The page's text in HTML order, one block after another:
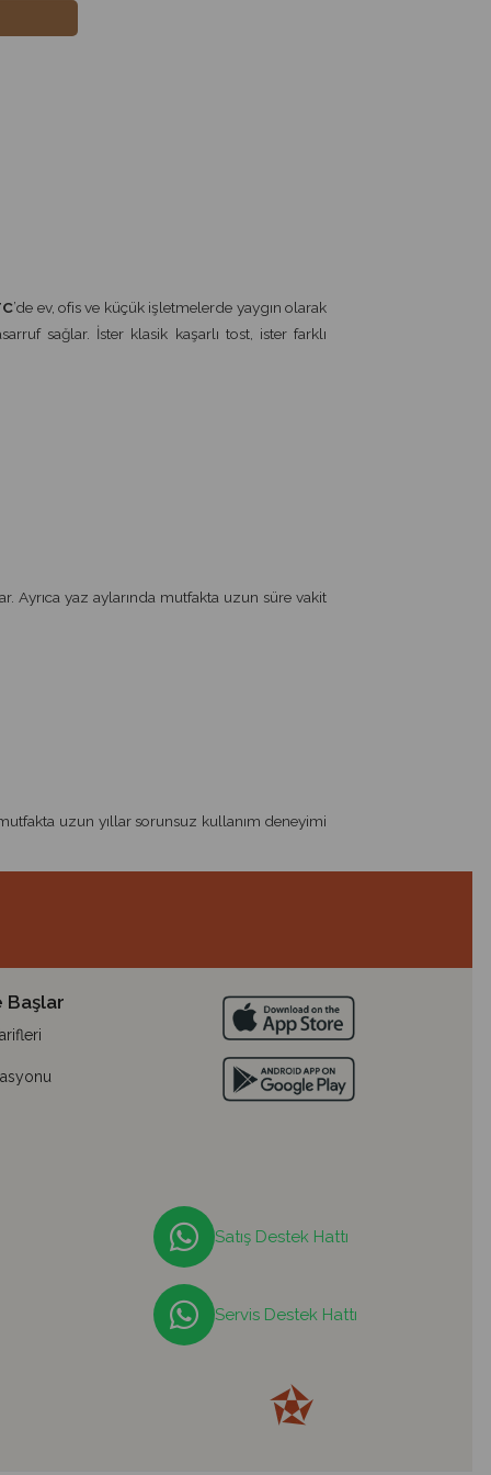
’de ev, ofis ve küçük işletmelerde yaygın olarak
sağlar. İster klasik kaşarlı tost, ister farklı
Ayrıca yaz aylarında mutfakta uzun süre vakit
uzun yıllar sorunsuz kullanım deneyimi
Başlar
Satış Destek Hattı
Servis Destek Hattı